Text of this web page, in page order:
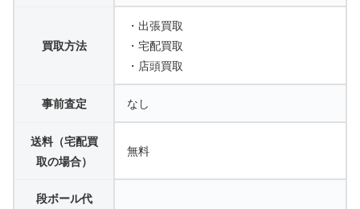
買取方法
・出張買取
・宅配買取
・店頭買取
事前査定 なし
送料（宅配買
取の場合）
無料
段ボール代